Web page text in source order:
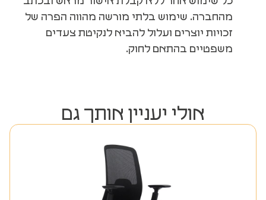
מהחברה. שימוש בלתי מורשה מהווה הפרה של
זכויות יוצרים ועלול להביא לנקיטת צעדים
משפטיים בהתאם לחוק.
אולי יעניין אותך גם